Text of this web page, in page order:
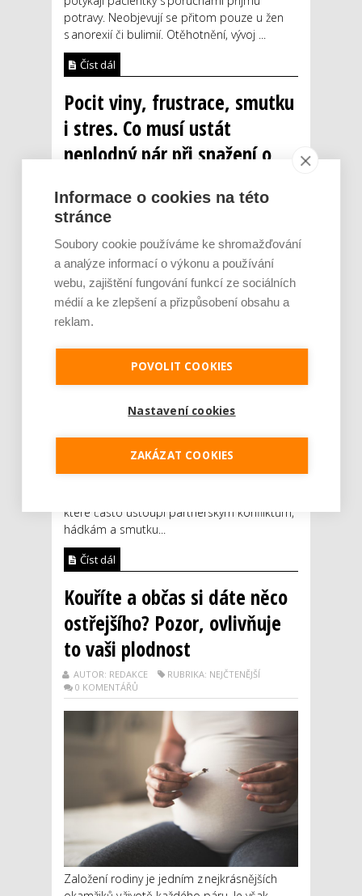
potravy. Neobjevují se přitom pouze u žen
s anorexií či bulimií. Otěhotnění, vývoj ...
Číst dál
Pocit viny, frustrace, smutku
i stres. Co musí ustát
neplodný pár při snažení o
AUTOR: REDAKCE
RUBRIKA: ZDRAVOTNICTVÍ
0 KOMENTÁŘŮ
Když ve společném životě páru dojde
nadšeného očekávání. Avšak ne vždy to jde
podle plánu. První měsíce optimistického
které často ustoupí partnerským konfliktům,
hádkám a smutku...
Číst dál
Kouříte a občas si dáte něco
ostřejšího? Pozor, ovlivňuje
to vaši plodnost
AUTOR: REDAKCE
RUBRIKA: NEJČTENĚJŠÍ
0 KOMENTÁŘŮ
Založení rodiny je jedním z nejkrásnějších
Informace o cookies na této
stránce
Soubory cookie používáme ke shromažďování
a analýze informací o výkonu a používání
webu, zajištění fungování funkcí ze sociálních
médií a ke zlepšení a přizpůsobení obsahu a
reklam.
POVOLIT COOKIES
Nastavení cookies
ZAKÁZAT COOKIES